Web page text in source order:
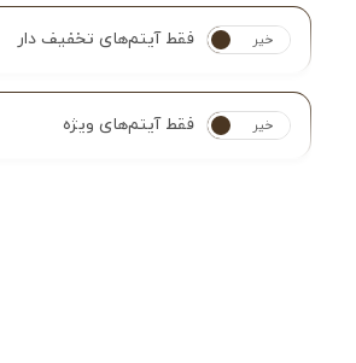
بله خیر فقط آیتم‌های تخفیف دار
بله خیر فقط آیتم‌های ویژه